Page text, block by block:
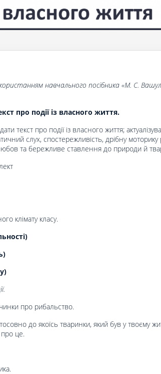
навчального посібника «М. С.
про події із власного життя.
текст про події із власного життя;
слух, спостережливість, дрібну моторику
та бережливе ставлення до природи й
клімату класу.
про рибальство.
до якоїсь тваринки, який був у твоєму
це.